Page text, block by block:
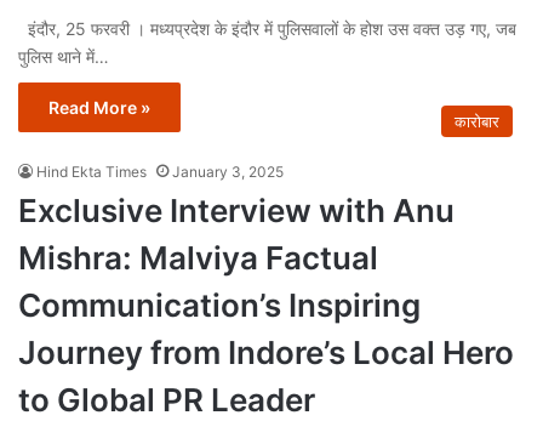
इंदौर, 25 फरवरी । मध्यप्रदेश के इंदौर में पुलिसवालों के होश उस वक्त उड़ गए, जब
पुलिस थाने में…
Read More »
कारोबार
Hind Ekta Times January 3, 2025
Exclusive Interview with Anu
Mishra: Malviya Factual
Communication’s Inspiring
Journey from Indore’s Local Hero
to Global PR Leader